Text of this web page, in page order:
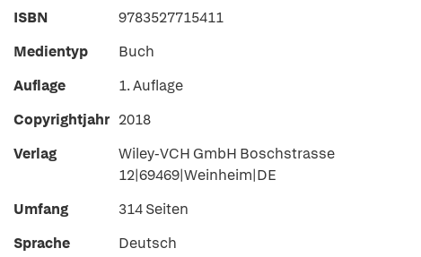
ISBN
9783527715411
Medientyp
Buch
Auflage
1. Auflage
Copyrightjahr 2018
Verlag
Wiley-VCH GmbH Boschstrasse
12|69469|Weinheim|DE
Umfang
314 Seiten
Sprache
Deutsch